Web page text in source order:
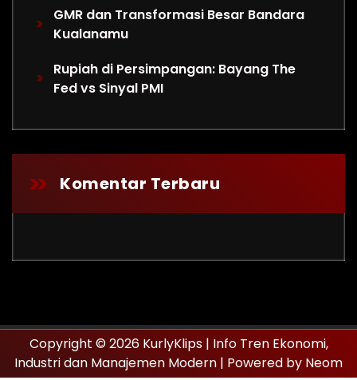
GMR dan Transformasi Besar Bandara
Kualanamu
Rupiah di Persimpangan: Bayang The
Fed vs Sinyal PMI
Komentar Terbaru
Copyright © 2026 KurlyKlips | Info Tren Ekonomi,
Industri dan Manajemen Modern | Powered by Neom